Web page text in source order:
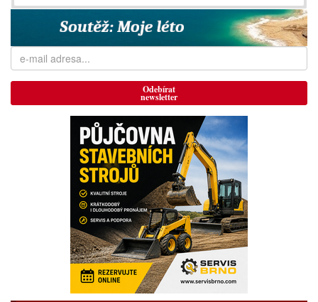
Odebírat
newsletter